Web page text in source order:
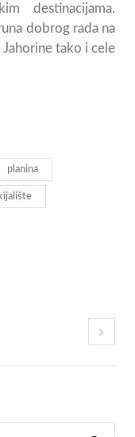
destinacijama.
dobrog rada na
tako i cele
planina